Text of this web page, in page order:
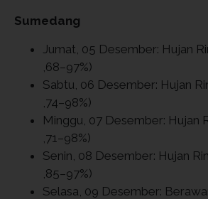
Sumedang
Jumat, 05 Desember: Hujan
,68–97%)
Sabtu, 06 Desember: Hujan
,74–98%)
Minggu, 07 Desember: Hujan
,71–98%)
Senin, 08 Desember: Hujan
,85–97%)
Selasa, 09 Desember: